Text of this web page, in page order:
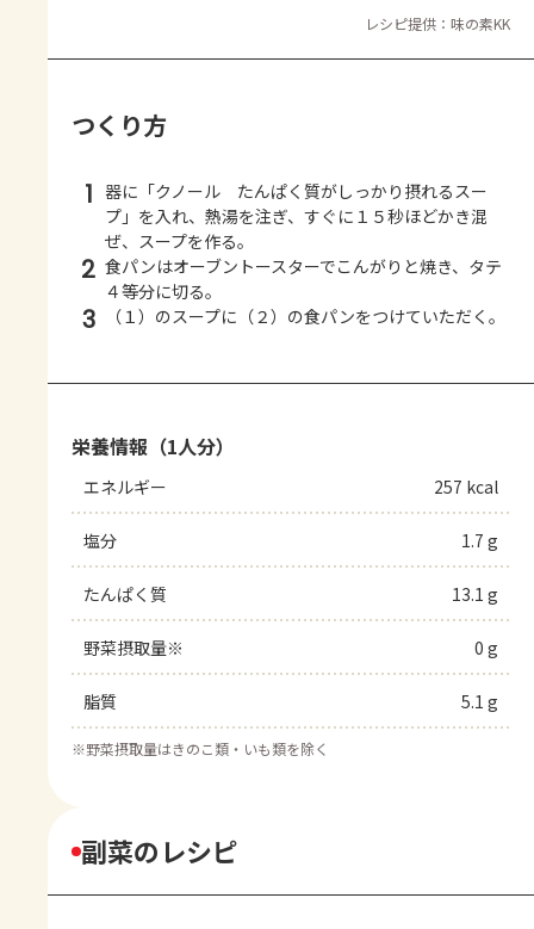
レシピ提供：味の素KK
つくり方
1 器に「クノール たんぱく質がしっかり摂れるスー
プ」を入れ、熱湯を注ぎ、すぐに１５秒ほどかき混
ぜ、スープを作る。
2 食パンはオーブントースターでこんがりと焼き、タテ
４等分に切る。
3 （１）のスープに（２）の食パンをつけていただく。
栄養情報（1人分）
エネルギー 257 kcal
塩分 1.7 g
たんぱく質 13.1 g
野菜摂取量※ 0 g
脂質 5.1 g
※野菜摂取量はきのこ類・いも類を除く
副菜のレシピ